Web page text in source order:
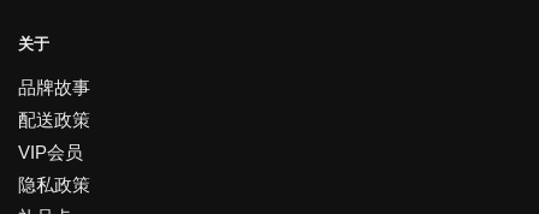
关于
品牌故事
配送政策
VIP会员
隐私政策